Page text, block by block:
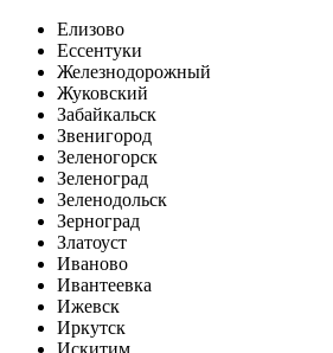
Елизово
Ессентуки
Железнодорожный
Жуковский
Забайкальск
Звенигород
Зеленогорск
Зеленоград
Зеленодольск
Зерноград
Златоуст
Иваново
Ивантеевка
Ижевск
Иркутск
Искитим